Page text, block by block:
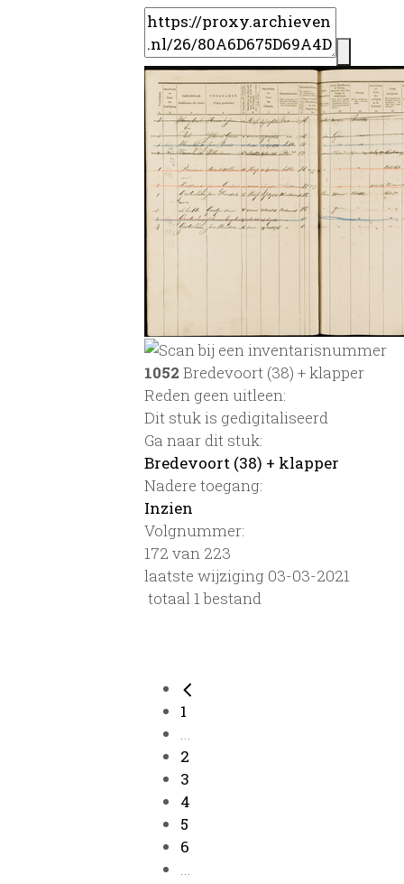
1052 Bredevoort (38) + klapper
Reden geen uitleen:
Dit stuk is gedigitaliseerd
Ga naar dit stuk:
Bredevoort (38) + klapper
Nadere toegang:
Inzien
Volgnummer:
172 van 223
laatste wijziging 03-03-2021
totaal 1 bestand
1
...
2
3
4
5
6
...